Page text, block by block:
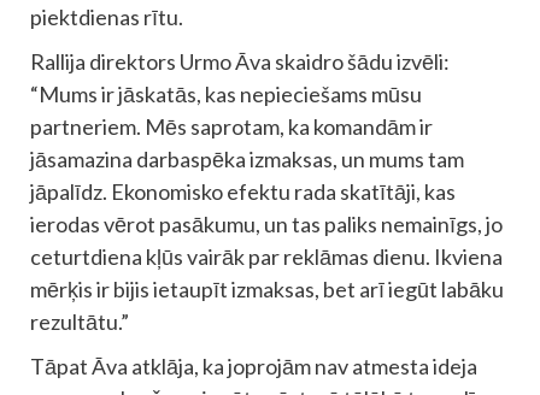
piektdienas rītu.
Rallija direktors Urmo Āva skaidro šādu izvēli:
“Mums ir jāskatās, kas nepieciešams mūsu
partneriem. Mēs saprotam, ka komandām ir
jāsamazina darbaspēka izmaksas, un mums tam
jāpalīdz. Ekonomisko efektu rada skatītāji, kas
ierodas vērot pasākumu, un tas paliks nemainīgs, jo
ceturtdiena kļūs vairāk par reklāmas dienu. Ikviena
mērķis ir bijis ietaupīt izmaksas, bet arī iegūt labāku
rezultātu.”
Tāpat Āva atklāja, ka joprojām nav atmesta ideja